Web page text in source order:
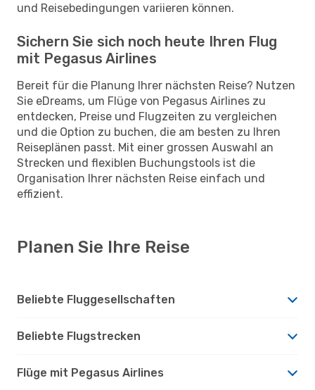
und Reisebedingungen variieren können.
Sichern Sie sich noch heute Ihren Flug
mit Pegasus Airlines
Bereit für die Planung Ihrer nächsten Reise? Nutzen
Sie eDreams, um Flüge von Pegasus Airlines zu
entdecken, Preise und Flugzeiten zu vergleichen
und die Option zu buchen, die am besten zu Ihren
Reiseplänen passt. Mit einer grossen Auswahl an
Strecken und flexiblen Buchungstools ist die
Organisation Ihrer nächsten Reise einfach und
effizient.
Planen Sie Ihre Reise
Beliebte Fluggesellschaften
Beliebte Flugstrecken
Flüge mit Pegasus Airlines